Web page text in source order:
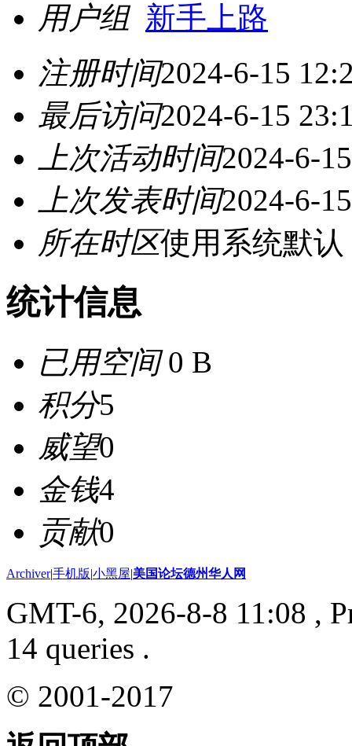
用户组 新手上路
注册时间2024-6-15
最后访问2024-6-15
上次活动时间2024-6-
上次发表时间2024-6-
所在时区使用系统默认
统计信息
已用空间0 B
积分5
威望0
金钱4
贡献0
Archiver|手机版|小黑屋|美国论坛德州华人网
GMT-6, 2026-8-8 11:08 ,
14 queries .
© 2001-2017